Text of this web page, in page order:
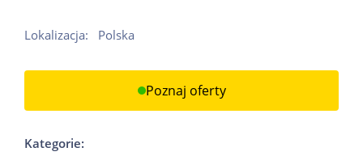
Lokalizacja: Polska
Poznaj oferty
Kategorie: